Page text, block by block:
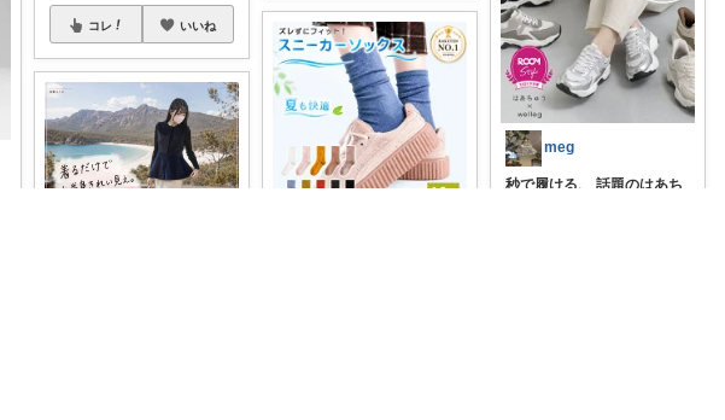
コレ いいね
meg
秒で履ける、 話題のはあち